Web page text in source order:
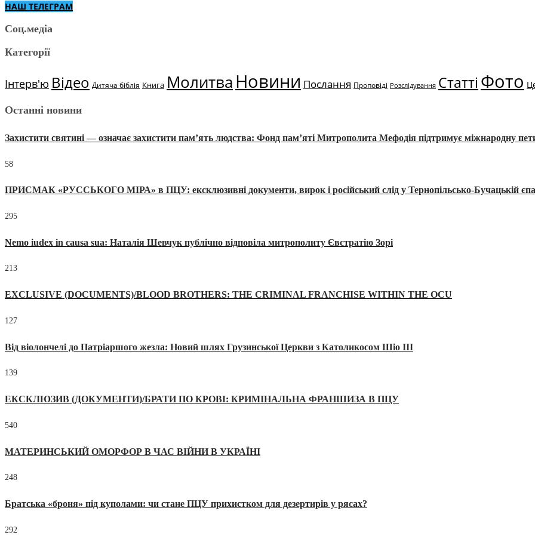
НАШ ТЕЛЕГРАМ
Соц.медіа
Категорії
Інтерв'ю Відео Дитяча біблія Книга МолитваНовини Послання Проповіді Розслідування Статті Фото
Останні новини
Захистити святині — означає захистити пам’ять людства: Фонд пам’яті Митрополита Мефодія підтримує міжнародну
58
ПРИСМАК «РУССЬКОГО МІРА» в ПЦУ: ексклюзивні документи, вирок і російський слід у Тернопільсько-Бучацькій
295
Nemo iudex in causa sua: Наталія Шевчук публічно відповіла митрополиту Євстратію Зорі
213
EXCLUSIVE (DOCUMENTS)/BLOOD BROTHERS: THE CRIMINAL FRANCHISE WITHIN THE OCU
127
Від віолончелі до Патріаршого жезла: Новий шлях Грузинської Церкви з Католикосом Шіо III
139
ЕКСКЛЮЗИВ (ДОКУМЕНТИ)/БРАТИ ПО КРОВІ: КРИМІНАЛЬНА ФРАНШИЗА В ПЦУ
540
МАТЕРИНСЬКИЙ ОМОРФОР В ЧАС ВІЙНИ В УКРАЇНІ
248
Братська «броня» під куполами: чи стане ПЦУ прихистком для дезертирів у рясах?
292